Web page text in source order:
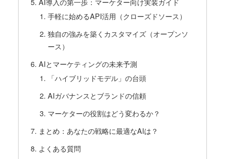
手軽に始めるAPI活用（クローズドソース）
独自の強みを築くカスタマイズ（オープンソ
ース）
AIとマーケティングの未来予測
「ハイブリッドモデル」の台頭
AIガバナンスとブランドの信頼
マーケターの役割はどう変わるか？
まとめ：あなたの戦略に最適なAIは？
よくある質問